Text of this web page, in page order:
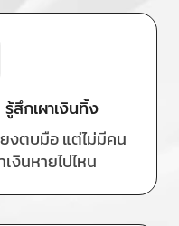
สึกเผาเงินทิ้ง
งตบมือ แต่ไม่มีคน
งินหายไปไหน